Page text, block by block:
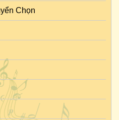
Chọn